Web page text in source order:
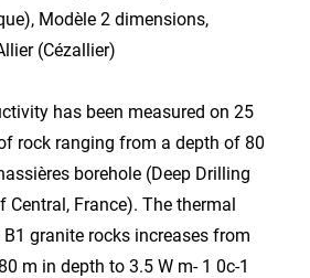
Modèle 2 dimensions,
(Cézallier)
has been measured on 25
rock ranging from a depth of 80
borehole (Deep Drilling
Central, France). The thermal
granite rocks increases from
m in depth to 3.5 W m- 1 0c-1